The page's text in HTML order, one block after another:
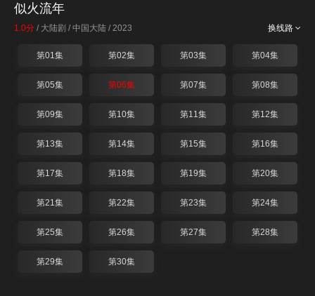
似火流年
换线路
1.0分 / 大陆剧 / 中国大陆 / 2023
第01集 第02集 第03集 第04集
第05集 第06集 第07集 第08集
第09集 第10集 第11集 第12集
第13集 第14集 第15集 第16集
第17集 第18集 第19集 第20集
第21集 第22集 第23集 第24集
第25集 第26集 第27集 第28集
第29集 第30集